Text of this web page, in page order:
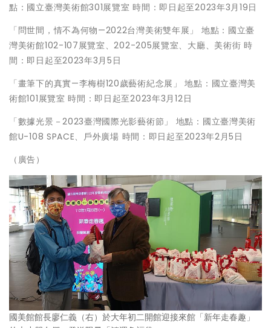
點：國立臺灣美術館301展覽室 時間：即日起至2023年3月19日
「問世間，情不為何物—2022台灣美術雙年展」 地點：國立臺
灣美術館102-107展覽室、202-205展覽室、大廳、美術街 時
間：即日起至2023年3月5日
「畫筆下的真實—李梅樹120歲藝術紀念展」 地點：國立臺灣美
術館101展覽室 時間：即日起至2023年3月12日
「數據光景－2023臺灣國際光影藝術節」 地點：國立臺灣美術
館U-108 SPACE、戶外廣場 時間：即日起至2023年2月5日
（廣告）
國美館館長廖仁義（右）於大年初二開館迎接來館「新年走春趣」